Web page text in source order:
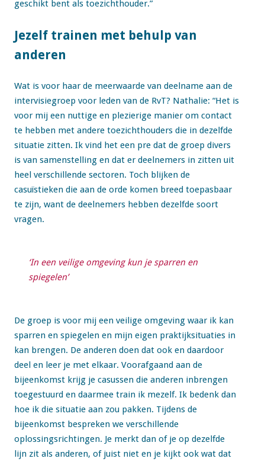
geschikt bent als toezichthouder.”
Jezelf trainen met behulp van
anderen
Wat is voor haar de meerwaarde van deelname aan de
intervisiegroep voor leden van de RvT? Nathalie: “Het is
voor mij een nuttige en plezierige manier om contact
te hebben met andere toezichthouders die in dezelfde
situatie zitten. Ik vind het een pre dat de groep divers
is van samenstelling en dat er deelnemers in zitten uit
heel verschillende sectoren. Toch blijken de
casuïstieken die aan de orde komen breed toepasbaar
te zijn, want de deelnemers hebben dezelfde soort
vragen.
‘In een veilige omgeving kun je sparren en
spiegelen’
De groep is voor mij een veilige omgeving waar ik kan
sparren en spiegelen en mijn eigen praktijksituaties in
kan brengen. De anderen doen dat ook en daardoor
deel en leer je met elkaar. Voorafgaand aan de
bijeenkomst krijg je casussen die anderen inbrengen
toegestuurd en daarmee train ik mezelf. Ik bedenk dan
hoe ik die situatie aan zou pakken. Tijdens de
bijeenkomst bespreken we verschillende
oplossingsrichtingen. Je merkt dan of je op dezelfde
lijn zit als anderen, of juist niet en je kijkt ook wat dat